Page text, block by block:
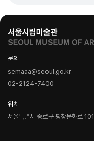
문의
semaaa@seoul.go.kr
02-2124-7400
위치
서울특별시 종로구 평창문화로 101